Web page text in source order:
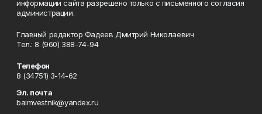
информации сайта разрешено только с письменного согласия
администрации.
Главный редактор Фадеев Дмитрий Николаевич
Тел.: 8 (960) 388-74-94
Телефон
8 (34751) 3-14-62
Эл. почта
baimvestnik@yandex.ru